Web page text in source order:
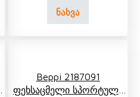
ნახვა
Beppi 2187091
Ფეხსაცმელი Სპორტული